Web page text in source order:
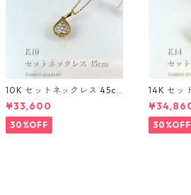
10K セットネックレス 45c
m 1mm
¥33,600
30%OFF
14K セッ
m 1㎜
30%OFF